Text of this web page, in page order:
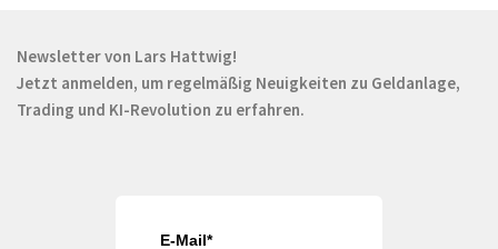
Newsletter von Lars Hattwig!
Jetzt anmelden, um regelmäßig Neuigkeiten zu Geldanlage,
Trading und KI-Revolution zu erfahren.
E-Mail*